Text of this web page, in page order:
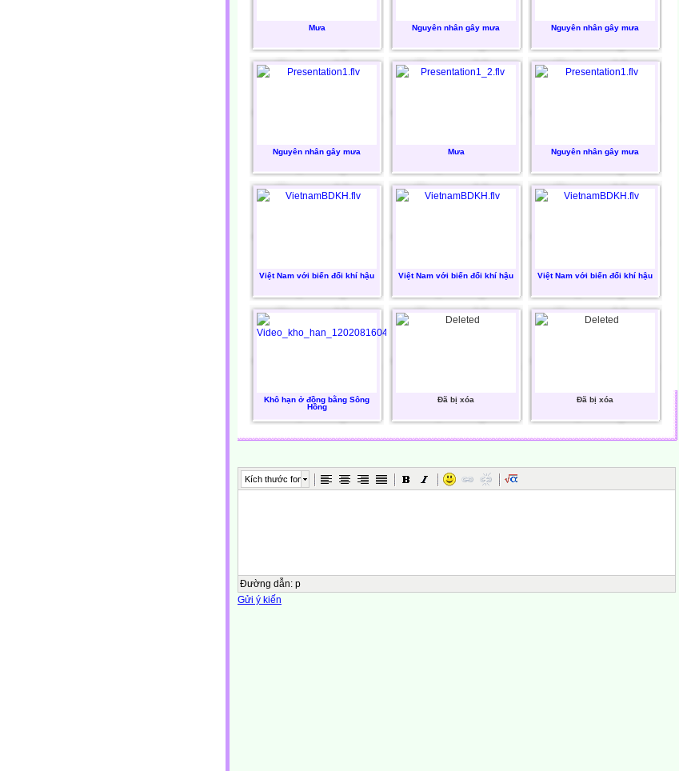
Mưa Nguyên nhân gây mưa Nguyên nhân gây mưa
Nguyên nhân gây mưa Mưa Nguyên nhân gây mưa
Việt Nam với biến đổi khí hậu Việt Nam với biến đổi khí hậu Việt Nam với biến đổi khí hậu
Khô hạn ở đồng bằng Sông
Hồng
Đã bị xóa Đã bị xóa
Kích thước font
Đường dẫn: p
Gửi ý kiến